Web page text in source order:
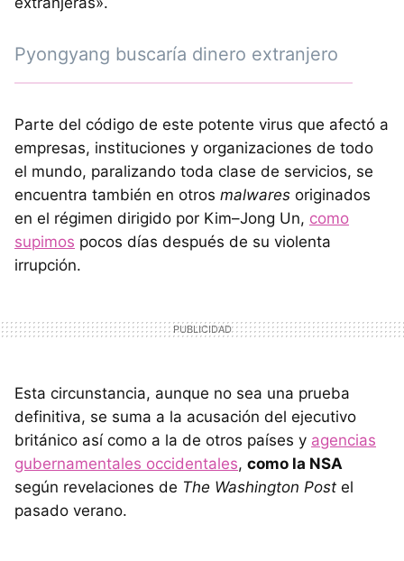
Pyongyang buscaría dinero extranjero
Parte del código de este potente virus que afectó a
empresas, instituciones y organizaciones de todo
el mundo, paralizando toda clase de servicios, se
encuentra también en otros malwares originados
en el régimen dirigido por Kim–Jong Un, como
supimos pocos días después de su violenta
irrupción.
Esta circunstancia, aunque no sea una prueba
definitiva, se suma a la acusación del ejecutivo
británico así como a la de otros países y agencias
gubernamentales occidentales, como la NSA
según revelaciones de The Washington Post el
pasado verano.